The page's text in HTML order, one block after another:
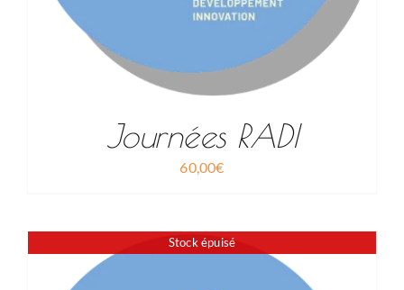
Journées RADI
60,00€
Stock épuisé